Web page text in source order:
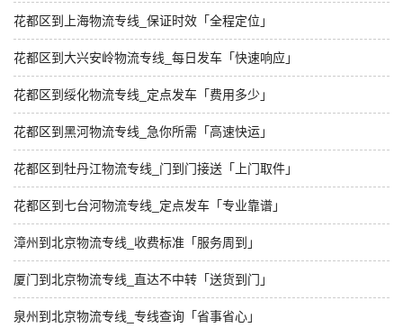
花都区到上海物流专线_保证时效「全程定位」
花都区到大兴安岭物流专线_每日发车「快速响应」
花都区到绥化物流专线_定点发车「费用多少」
花都区到黑河物流专线_急你所需「高速快运」
花都区到牡丹江物流专线_门到门接送「上门取件」
花都区到七台河物流专线_定点发车「专业靠谱」
漳州到北京物流专线_收费标准「服务周到」
厦门到北京物流专线_直达不中转「送货到门」
泉州到北京物流专线_专线查询「省事省心」